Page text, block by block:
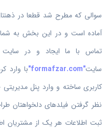
سوالی که مطرح شد قطعا در
آماده است و در این بخش به
تماس با ما ایجاد و در سایت
سایت"formafzar.com"
با وارد
کاربری ساخته و وارد پنل
نظر گرفتن فیلدهای دلخواهتان
ثبت اطلاعات هر یک از مشتریان